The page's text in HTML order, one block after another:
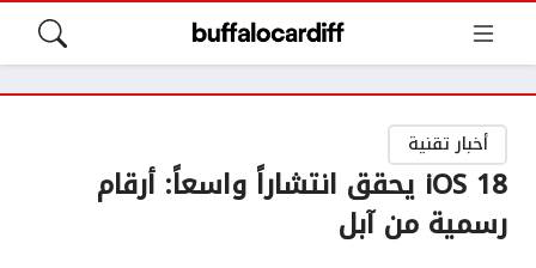
أخبار تقنية
iOS 18 يحقق انتشاراً واسعاً: أرقام
رسمية من آبل